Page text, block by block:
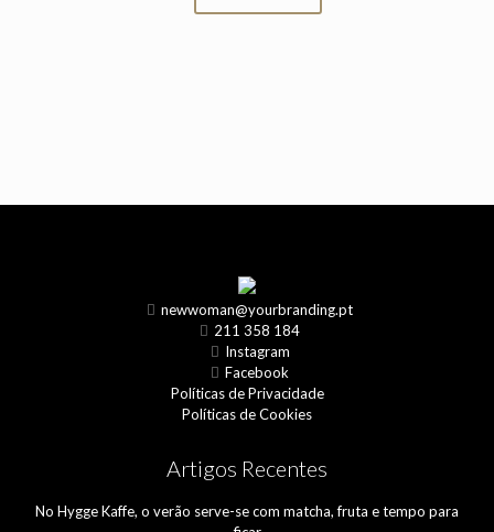
newwoman@yourbranding.pt
211 358 184
Instagram
Facebook
Políticas de Privacidade
Políticas de Cookies
Artigos Recentes
No Hygge Kaffe, o verão serve-se com matcha, fruta e tempo para